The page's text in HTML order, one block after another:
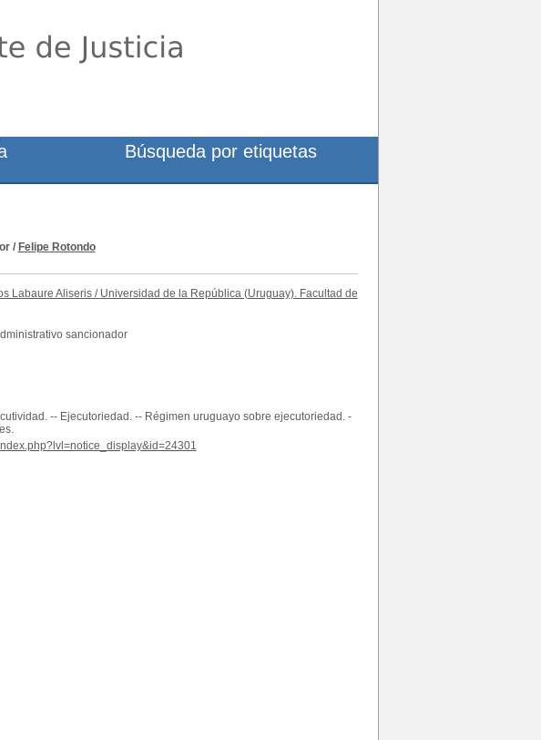
/ Felipe Rotondo
Labaure Aliseris/ Universidad de la República (Uruguay). Facultad de
sancionador
-- Ejecutoriedad. -- Régimen uruguayo sobre ejecutoriedad. -
Búsqueda por etiquetas